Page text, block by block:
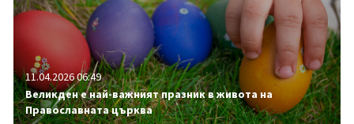
11.04.2026 06:49
Великден е най-важният празник в живота на
Православната църква